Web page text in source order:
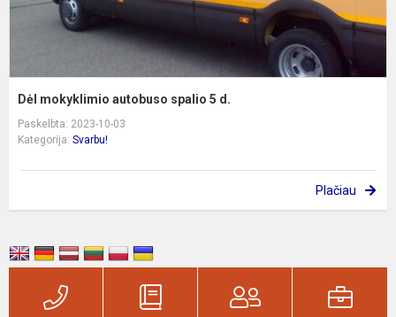
Dėl mokyklimio autobuso spalio 5 d.
Paskelbta: 2023-10-03
Kategorija: Svarbu!
Plačiau